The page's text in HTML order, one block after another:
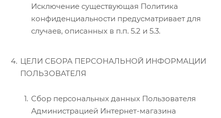
Исключение существующая Политика
конфиденциальности предусматривает для
случаев, описанных в п.п. 5.2 и 5.3.
ЦЕЛИ СБОРА ПЕРСОНАЛЬНОЙ ИНФОРМАЦИИ
ПОЛЬЗОВАТЕЛЯ
Сбор персональных данных Пользователя
Администрацией Интернет-магазина